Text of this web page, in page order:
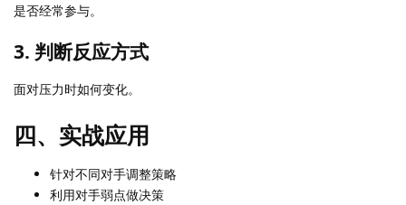
是否经常参与。
3. 判断反应方式
面对压力时如何变化。
四、实战应用
针对不同对手调整策略
利用对手弱点做决策